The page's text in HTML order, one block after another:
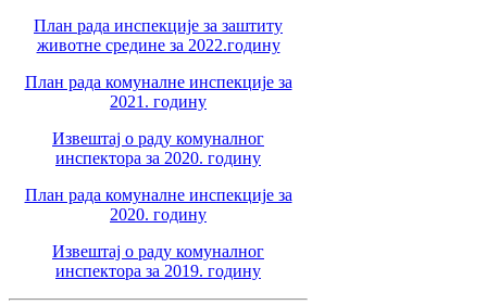
План рада инспекције за заштиту
животне средине за 2022.годину
План рада комуналне инспекције за
2021. годину
Извештај о раду комуналног
инспектора за 2020. годину
План рада комуналне инспекције за
2020. годину
Извештај о раду комуналног
инспектора за 2019. годину